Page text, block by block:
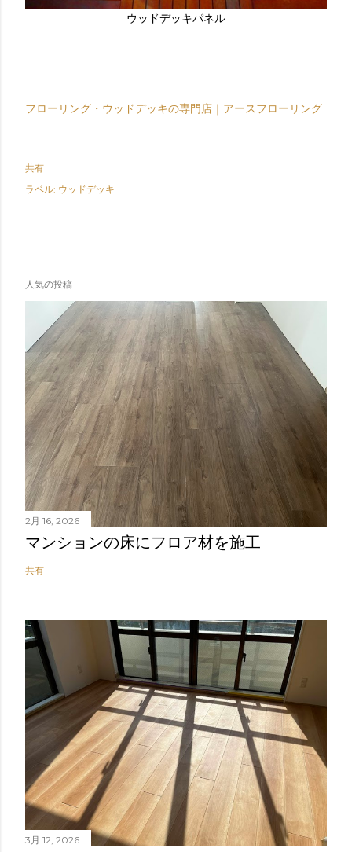
ウッドデッキパネル
フローリング・ウッドデッキの専門店｜アースフローリング
共有
ラベル: ウッドデッキ
人気の投稿
2月 16, 2026
マンションの床にフロア材を施工
共有
3月 12, 2026